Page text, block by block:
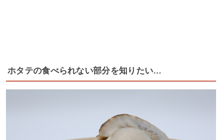
ホタテの食べられない部分を知りたい…